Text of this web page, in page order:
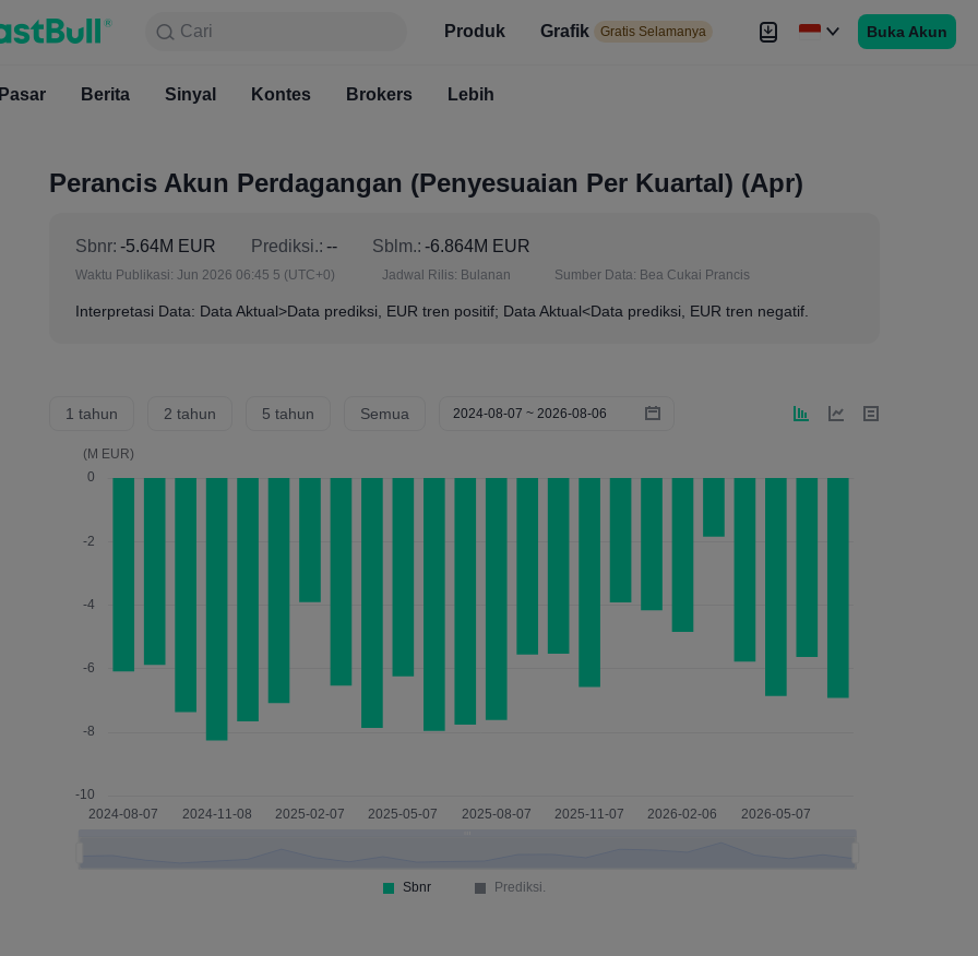
Cari Produk Grafik Gratis Selamanya
Pasar Berita Sinyal Kontes
Buka Akun
Cari
Gratis Selamanya
Pasar Berita Sinyal Kontes Brokers Lebih
Perancis Akun Perdagangan (Penyesuaian Per Kuartal) (Apr)
Sbnr: -5.64M EUR Prediksi.: -- Sblm.: -6.864M EUR
Waktu Publikasi: Jun 2026 06:45 5 (UTC+0) Jadwal Rilis: Bulanan Sumber Data: Bea Cukai Prancis
Interpretasi Data: Data Aktual>Data prediksi, EUR tren positif; Data Aktual<Data prediksi, EUR tren negatif.
1 tahun 2 tahun 5 tahun Semua